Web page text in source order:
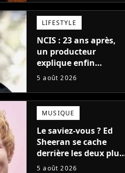
donner de rôle au
cinéma
LIFESTYLE
NCIS : 23 ans après,
un producteur
explique enfin
l'origine de l'idée la
(et on ne parle pas du
bateau)
5 août 2026
MUSIQUE
Le saviez-vous ? Ed
Sheeran se cache
derrière les deux plus
gros tubes du
5 août 2026